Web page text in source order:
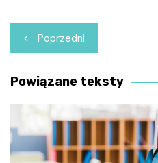
Nawigacja
wpisu
Poprzedni
Powiązane teksty